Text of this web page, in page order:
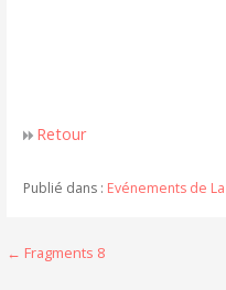
Retour
Publié dans : Evénements de
Navigation
← Fragments 8